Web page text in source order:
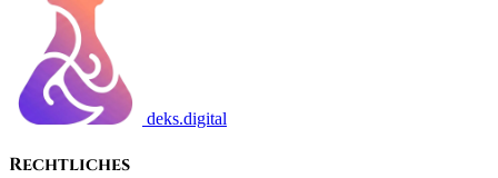
deks.digital
Rechtliches